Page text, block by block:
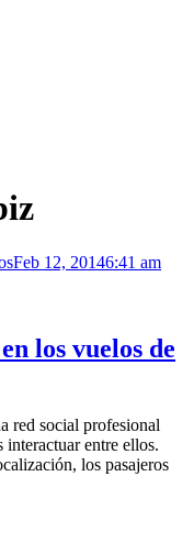
Feb 12, 20146:41 am
los vuelos de
red social profesional
interactuar entre ellos.
los pasajeros